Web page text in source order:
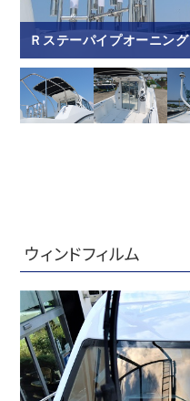
Ｒステーパイプオーニング
ウィンドフィルム